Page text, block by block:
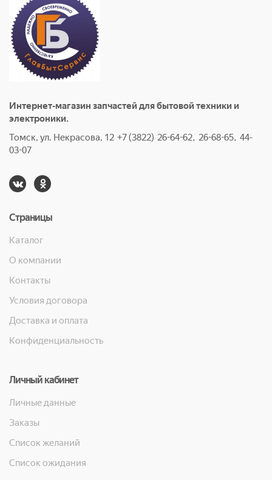
Интернет-магазин запчастей для бытовой техники и
электроники.
Томск, ул. Некрасова, 12 +7 (3822) 26-64-62, 26-68-65, 44-
03-07
Страницы
Каталог
О компании
Контакты
Условия договора
Доставка и оплата
Конфиденциальность
Личный кабинет
Личные данные
Заказы
Список желаний
Список ожидания